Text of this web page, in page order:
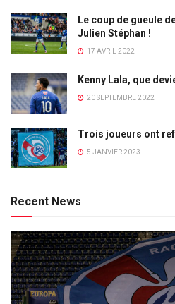
Le coup de gueule
Julien Stéphan !
17 AVRIL 2022
Kenny Lala, que
20 SEPTEMBRE 2022
Trois joueurs ont
5 JANVIER 2023
Recent News